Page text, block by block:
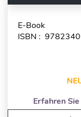
E-Book
ISBN :
Erfahren